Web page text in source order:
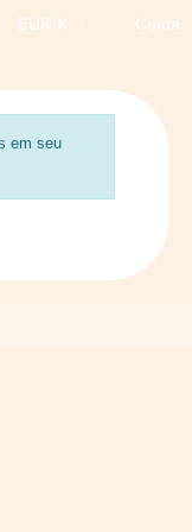
EUR € Conta
em seu